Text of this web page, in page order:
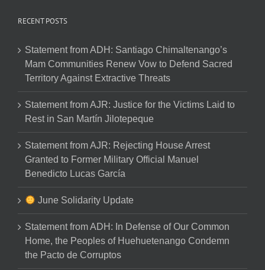
RECENT POSTS
Statement from ADH: Santiago Chimaltenango’s
Mam Communities Renew Vow to Defend Sacred
Territory Against Extractive Threats
Statement from AJR: Justice for the Victims Laid to
Rest in San Martín Jilotepeque
Statement from AJR: Rejecting House Arrest
Granted to Former Military Official Manuel
Benedicto Lucas García
June Solidarity Update
Statement from ADH: In Defense of Our Common
Home, the Peoples of Huehuetenango Condemn
the Pacto de Corruptos